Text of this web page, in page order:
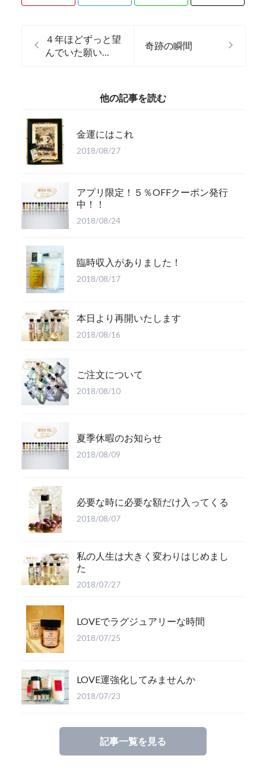
４年ほどずっと望
んでいた願い
奇跡の瞬間
他の記事を読む
金運にはこれ
2018/08/27
アプリ限定！５％OFFクーポン発行
中！！
2018/08/24
臨時収入がありました！
2018/08/17
本日より再開いたします
2018/08/16
ご注文について
2018/08/10
夏季休暇のお知らせ
2018/08/09
必要な時に必要な額だけ入ってくる
2018/08/07
私の人生は大きく変わりはじめまし
た
2018/07/27
LOVEでラグジュアリーな時間
2018/07/25
LOVE運強化してみませんか
2018/07/23
記事一覧を見る